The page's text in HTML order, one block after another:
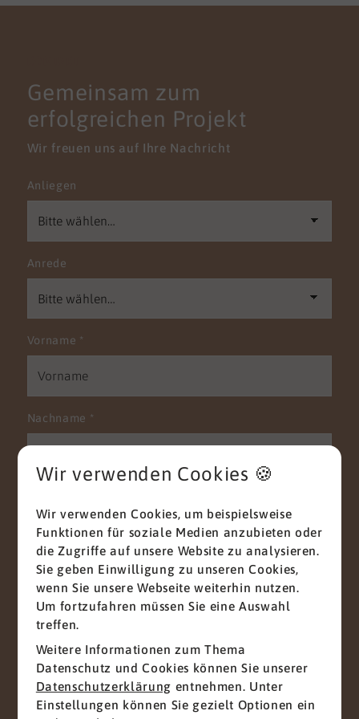
Gemeinsam zum
erfolgreichen Projekt
Wir freuen uns auf Ihre Nachricht
Anliegen
Anrede
Vorname *
Nachname *
Telefon
Nachricht
Wir verwenden Cookies 🍪
Wir verwenden Cookies, um beispielsweise
Funktionen für soziale Medien anzubieten oder
die Zugriffe auf unsere Website zu analysieren.
Sie geben Einwilligung zu unseren Cookies,
wenn Sie unsere Webseite weiterhin nutzen.
Um fortzufahren müssen Sie eine Auswahl
treffen.
Weitere Informationen zum Thema
Datenschutz und Cookies können Sie unserer
Datenschutzerklärung entnehmen. Unter
Einstellungen können Sie gezielt Optionen ein